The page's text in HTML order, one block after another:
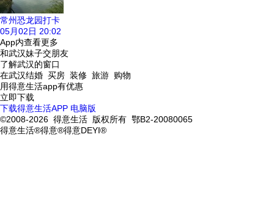
常州恐龙园打卡
05月02日 20:02
App内查看更多
和武汉妹子交朋友
了解武汉的窗口
在武汉结婚 买房 装修 旅游 购物
用得意生活app有优惠
立即下载
下载得意生活APP 电脑版
©2008-2026 得意生活 版权所有 鄂B2-20080065
得意生活®得意®得意DEYI®